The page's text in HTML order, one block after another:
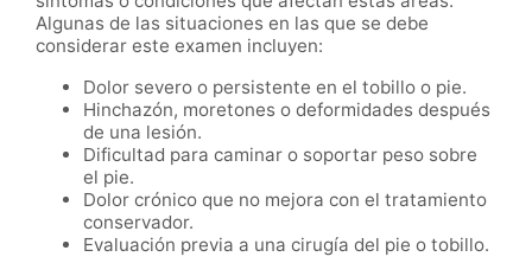
Algunas de las situaciones en las que se debe
considerar este examen incluyen:
Dolor severo o persistente en el tobillo o pie.
Hinchazón, moretones o deformidades después
de una lesión.
Dificultad para caminar o soportar peso sobre
el pie.
Dolor crónico que no mejora con el tratamiento
conservador.
Evaluación previa a una cirugía del pie o tobillo.